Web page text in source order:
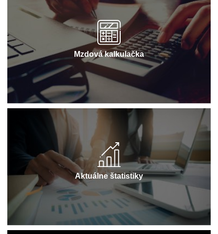
Mzdová kalkulačka
Aktuálne štatistiky